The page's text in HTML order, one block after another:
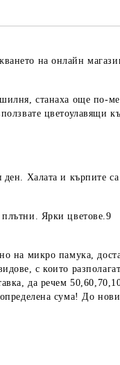
на онлайн
станаха още по-
Халата и кърпите
Ярки цветове.9
на микро памука,
с които
да речем
сума! До